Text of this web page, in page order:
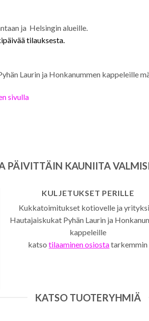
ja Helsingin alueille.
tilauksesta.
Laurin ja Honkanummen kappeleille
sivulla
PÄIVITTÄIN KAUNIITA
KULJETUKSET PERILLE
Kukkatoimitukset kotiovelle ja
Hautajaiskukat Pyhän Laurin ja
kappeleille
katsotilaaminen osiostatarkemmin
KATSO TUOTERYHMIÄ